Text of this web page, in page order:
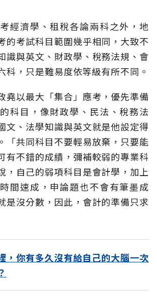
經濟學、租稅各論兩科之外，地
的考試科目範圍幾乎相同，大致不
識與英文、財政學、稅務法規、會
科，只是難易度依等級有所不同。
堯以最大「集合」應考，優先準備
科目，像財政學、民法、稅務法
文、法學知識與英文就是他設定得
「共同科目不要輕易放棄，只要能
有不錯的成績，彌補較弱的專業科
，自己的弱項科目是會計學，加上
間速成，申論題也不會有筆墨成
是沒分數，因此，會計的準備只求
，你有多久沒有給自己的大腦一次